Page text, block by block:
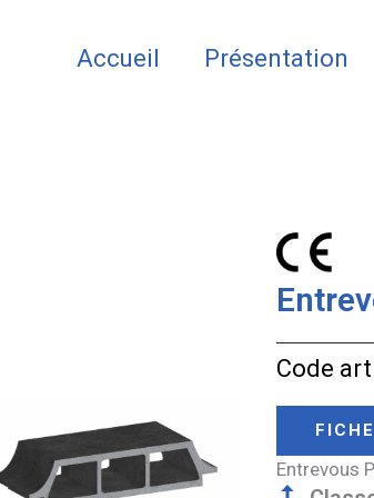
Accueil Présentation
Code
Entrevous